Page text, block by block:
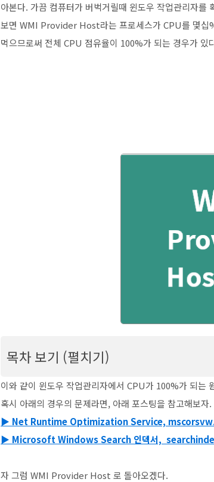
아본다. 가끔 컴퓨터가 버벅거릴때 윈도우 작업관리자를
보면 WMI Provider Host라는 프로세스가 CPU를 몇십
먹으므로써 전체 CPU 점유율이 100%가 되는 경우가 있
목차 보기 (펼치기)
[WMI Provider Host] CPU 100% 문제
릴때)
목차
1. ▼ 자주 겪는 PC 고장 해결법 BEST 8
이와 같이 윈도우 작업관리자에서 CPU가 100%가 되는
혹시 아래의 경우의 문제라면, 아래 포스팅을 참고해보자.
▶ Net Runtime Optimization Service,
▶ Microsoft Windows Search 인덱서,
자 그럼 WMI Provider Host 로 돌아오겠다.